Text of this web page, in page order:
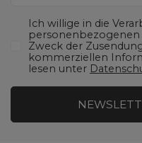
Ich willige in die
personenbezogenen
Zweck der
kommerziellen
lesen unter